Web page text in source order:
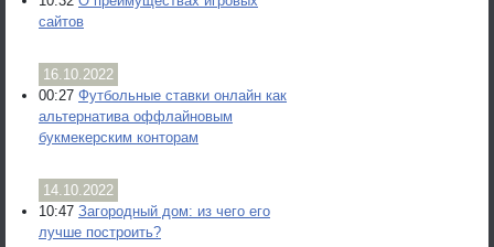
сайтов
16.10.2022
00:27 Футбольные ставки онлайн как
альтернатива оффлайновым
букмекерским конторам
14.10.2022
10:47 Загородный дом: из чего его
лучше построить?